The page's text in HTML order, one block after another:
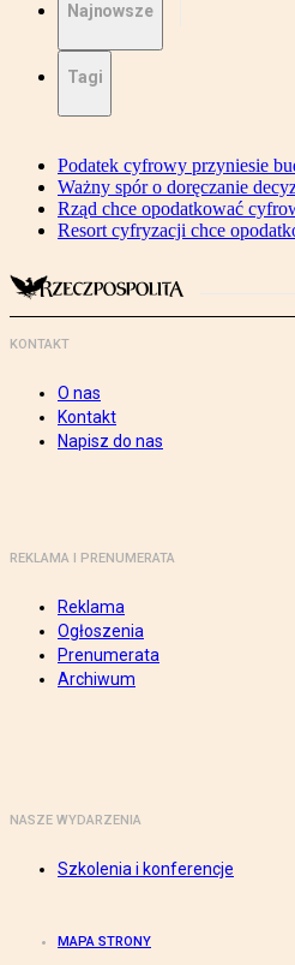
Najnowsze
Tagi
Podatek cyfrowy przyniesie
Ważny spór o doręczanie
Rząd chce opodatkować
Resort cyfryzacji chce
KONTAKT
O nas
Kontakt
Napisz do nas
REKLAMA I PRENUMERATA
Reklama
Ogłoszenia
Prenumerata
Archiwum
NASZE WYDARZENIA
Szkolenia i konferencje
MAPA STRONY